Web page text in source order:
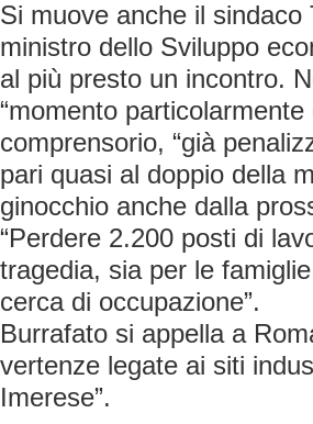
Si muove anche il
ministro dello Sviluppo
al più presto un incontro.
“momento
comprensorio, “già
pari quasi al doppio della
ginocchio anche dalla
“Perdere 2.200 posti di
tragedia, sia per le
cerca di occupazione”.
Burrafato si appella a
vertenze legate ai siti
Imerese”.